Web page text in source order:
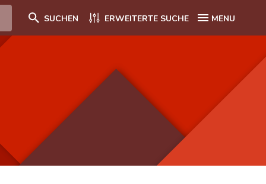
SUCHEN ERWEITERTE SUCHE MENU